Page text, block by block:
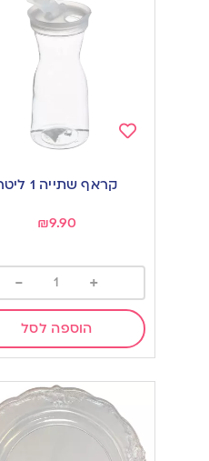
wishlist
קראף שתייה 1 ליטר
₪9.90
+
-
הוספה לסל